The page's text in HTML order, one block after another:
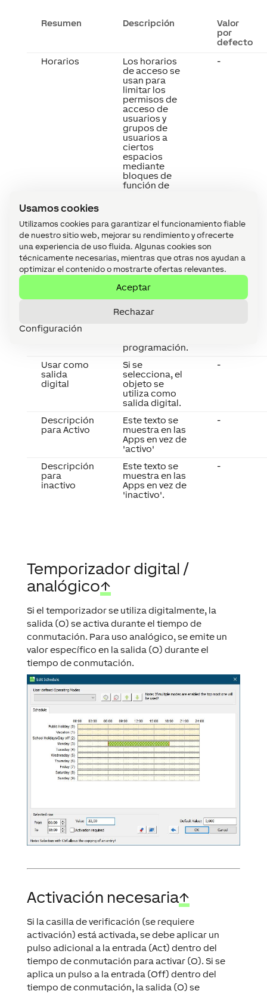
Usamos cookies
Utilizamos cookies para garantizar el funcionamiento fiable
de nuestro sitio web, mejorar su rendimiento y ofrecerte
una experiencia de uso fluida. Algunas cookies son
técnicamente necesarias, mientras que otras nos ayudan a
optimizar el contenido o mostrarte ofertas relevantes.
Aceptar
Rechazar
Configuración
Resumen Descripción
Valor
por
defecto
Horarios
Los horarios
de acceso se
usan para
limitar los
permisos de
acceso de
usuarios y
grupos de
usuarios a
ciertos
espacios
mediante
bloques de
función de
Autenticación
NFC Code
Touch o el
Control
Accesos. Los
cambios
todos los
grupos de
usuarios y
programación.
-
Usar como
salida
digital
Si se
selecciona, el
objeto se
utiliza como
salida digital.
-
Descripción
para Activo
Este texto se
muestra en las
Apps en vez de
'activo'
-
Descripción
para
inactivo
Este texto se
muestra en las
Apps en vez de
'inactivo'.
-
Temporizador digital /
analógico↑
Si el temporizador se utiliza digitalmente, la
salida (O) se activa durante el tiempo de
conmutación. Para uso analógico, se emite un
valor específico en la salida (O) durante el
tiempo de conmutación.
Activación necesaria↑
Si la casilla de verificación (se requiere
activación) está activada, se debe aplicar un
pulso adicional a la entrada (Act) dentro del
tiempo de conmutación para activar (O). Si se
aplica un pulso a la entrada (Off) dentro del
tiempo de conmutación, la salida (O) se